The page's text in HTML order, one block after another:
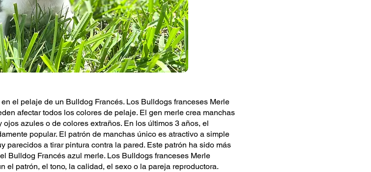
el pelaje de un Bulldog Francés. Los Bulldogs franceses Merle
afectar todos los colores de pelaje. El gen merle crea manchas
azules o de colores extraños. En los últimos 3 años, el
popular. El patrón de manchas único es atractivo a simple
parecidos a tirar pintura contra la pared. Este patrón ha sido más
Bulldog Francés azul merle. Los Bulldogs franceses Merle
el patrón, el tono, la calidad, el sexo o la pareja reproductora.